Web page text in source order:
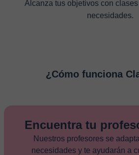
Alcanza tus objetivos con
necesidades.
¿Cómo funciona
Encuentra tu
Nuestros profesores se
necesidades y te ayudarán a